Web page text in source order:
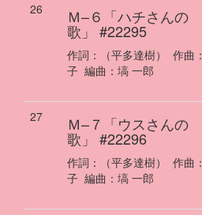
26 Ｍ–６「ハチさんの
歌」 #22295
作詞： （平多達樹） 作曲：
子 編曲： 塙 一郎
27 Ｍ–７「ウスさんの
歌」 #22296
作詞： （平多達樹） 作曲：
子 編曲： 塙 一郎